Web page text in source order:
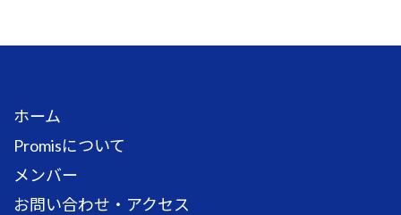
ホーム
Promisについて
メンバー
お問い合わせ・アクセス